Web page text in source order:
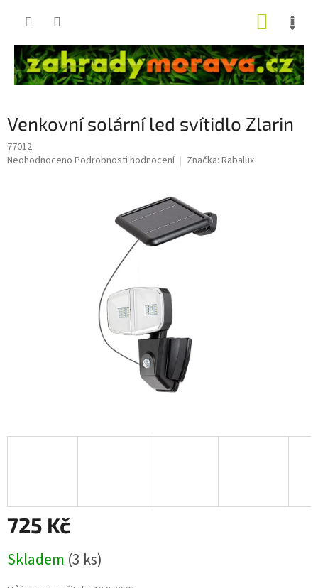
Venkovní solární led svítidlo Zlarin
77012
Průměrné
Neohodnoceno Podrobnosti hodnocení Značka: Rabalux
725 Kč
cena:
Skladem (3 ks)